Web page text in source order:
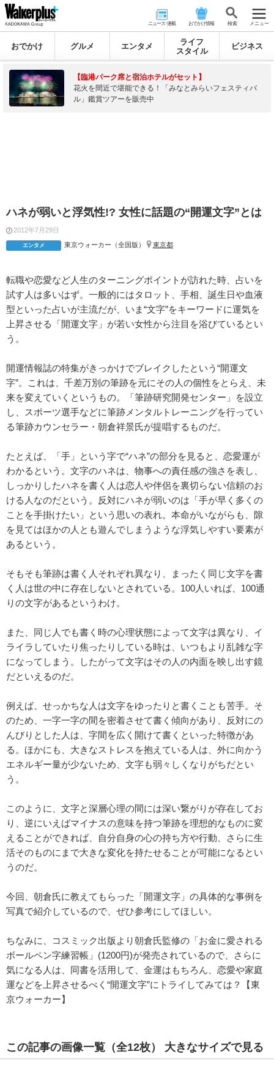
ニュース･連載 おでかけ情報 検 索 メニュー
おでかけ グルメ エンタメ
ライフ
スタイル
ビジネス
【臨港パーク席と宿泊ホテルがセット】
花火を間近で堪能できる！「みなとみらいフェスティバ
ル」鑑賞ツアーを販売中
ハネが弱いと浮気性!? 女性に話題の“開運文字”とは
2012年7月29日
エンタメ 東京ウォーカー（全国版） 東京都
転職や恋愛など人生のターニングポイントが訪れた時、占いを
試す人は多いはず。一般的にはタロット、手相、誕生日や血液
型といった占いが主流だが、いま“文字”をキーワードに運気を
上昇させる「開運文字」が若い女性から注目を浴びているとい
う。
開運情報誌の特集がきっかけでブレイクしたという“開運文
字”。これは、千差万別の筆跡を元にその人の個性をとらえ、未
来を変えていくというもの。「筆跡研究開発センター」を設立
し、スポーツ選手などに筆跡メンタルトレーニングを行ってい
る筆跡カウンセラー・朝倉祥景氏が提唱するものだ。
たとえば、「手」という字で“ハネ”の部分を見ると、恋愛運が
わかるという。文字のハネは、物事への責任感の強さを表し、
しっかりしたハネを書く人は恋人や伴侶を裏切らない信頼のお
ける人なのだという。反対にハネが弱いのは「手が早く多くの
ことを手掛けたい」という思いの表れ。本命がいながらも、隙
を見てはほかの人とも遊んでしまうような浮気しやすい要素が
あるという。
そもそも筆跡は書く人それぞれ異なり、まったく同じ文字を書
く人は世の中に存在しないとされている。100人いれば、100通
りの文字があるというわけ。
また、同じ人でも書く時の心理状態によって文字は異なり、イ
ライラしていたり焦ったりしている時は、いつもより乱雑な字
になってしまう。したがって文字はその人の内面を映し出す鏡
だといえるのだ。
例えば、せっかちな人は文字をゆったりと書くことも苦手。そ
のため、一字一字の間を密着させて書く傾向があり、反対にの
んびりとした人は、字間を広く開けて書くといった特徴があ
る。ほかにも、大きなストレスを抱えている人は、外に向かう
エネルギー量が少ないため、文字も弱々しくなりがちだとい
う。
このように、文字と深層心理の間には深い繋がりが存在してお
り、逆にいえばマイナスの意味を持つ筆跡を理想的なものに変
えることができれば、自分自身の心の持ち方や行動、さらに生
活そのものにまで大きな変化を持たせることが可能になるとい
うのだ。
今回、朝倉氏に教えてもらった「開運文字」の具体的な事例を
写真で紹介しているので、ぜひ参考にしてほしい。
ちなみに、コスミック出版より朝倉氏監修の「お金に愛される
ボールペン字練習帳」(1200円)が発売されているので、さらに
気になる人は、同書を活用して、金運はもちろん、恋愛や家庭
運などを上昇させるべく“開運文字”にトライしてみては？【東
京ウォーカー】
この記事の画像一覧 （全12枚） 大きなサイズで見る